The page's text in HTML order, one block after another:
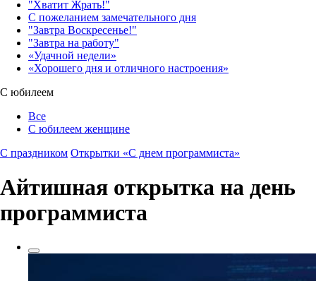
"Хватит Жрать!"
С пожеланием замечательного дня
"Завтра Воскресенье!"
"Завтра на работу"
«Удачной недели»‎
«Хорошего дня и отличного настроения»‎
С юбилеем
Все
С юбилеем женщине
С праздником Открытки «‎С днем программиста»‎
Айтишная открытка на день
программиста